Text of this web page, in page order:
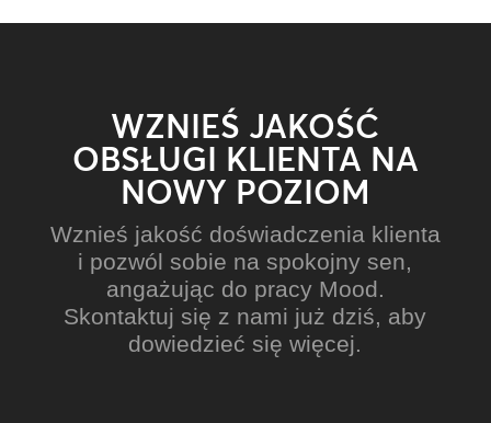
WZNIEŚ JAKOŚĆ
OBSŁUGI KLIENTA NA
NOWY POZIOM
Wznieś jakość doświadczenia klienta
i pozwól sobie na spokojny sen,
angażując do pracy Mood.
Skontaktuj się z nami już dziś, aby
dowiedzieć się więcej.